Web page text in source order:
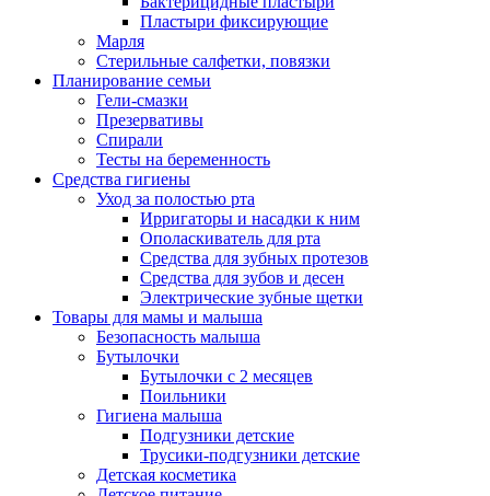
Пластыри фиксирующие
Марля
Стерильные салфетки, повязки
Планирование семьи
Гели-смазки
Презервативы
Спирали
Тесты на беременность
Средства гигиены
Уход за полостью рта
Ирригаторы и насадки к ним
Ополаскиватель для рта
Средства для зубных протезов
Средства для зубов и десен
Электрические зубные щетки
Товары для мамы и малыша
Безопасность малыша
Бутылочки
Бутылочки с 2 месяцев
Поильники
Гигиена малыша
Подгузники детские
Трусики-подгузники детские
Детская косметика